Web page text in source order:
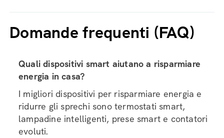
Domande frequenti (FAQ)
Quali dispositivi smart aiutano a risparmiare
energia in casa?
I migliori dispositivi per risparmiare energia e
ridurre gli sprechi sono termostati smart,
lampadine intelligenti, prese smart e contatori
evoluti.